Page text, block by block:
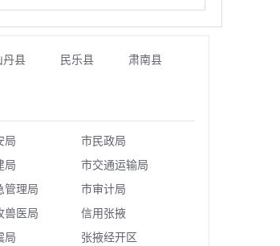
肃南县
民乐县
丹县
局
市民政局
局
市交通运输局
管理局
市审计局
兽医局
信用张掖
局
张掖经开区